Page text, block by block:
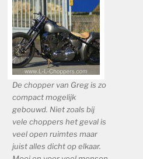
De chopper van Greg is zo
compact mogelijk
gebouwd. Niet zoals bij
vele choppers het geval is
veel open ruimtes maar
juist alles dicht op elkaar.